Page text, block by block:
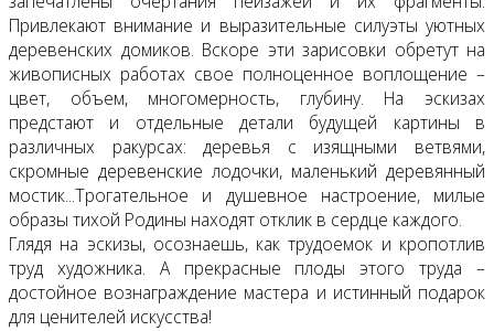
Привлекают внимание и выразительные силуэты уютных
деревенских домиков. Вскоре эти зарисовки обретут на
живописных работах свое полноценное воплощение –
цвет, объем, многомерность, глубину. На эскизах
предстают и отдельные детали будущей картины в
различных ракурсах: деревья с изящными ветвями,
скромные деревенские лодочки, маленький деревянный
мостик...Трогательное и душевное настроение, милые
образы тихой Родины находят отклик в сердце каждого.
Глядя на эскизы, осознаешь, как трудоемок и кропотлив
труд художника. А прекрасные плоды этого труда –
достойное вознаграждение мастера и истинный подарок
для ценителей искусства!